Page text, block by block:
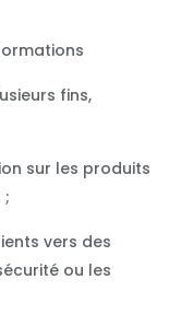
fins,
sur les produits
;
vers des
ou les